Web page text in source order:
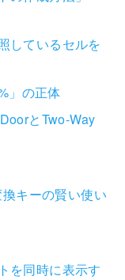
しているセルを
」の正体
とTwo-Way
キーの賢い使い
を同時に表示す